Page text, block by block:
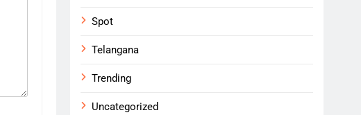
Spot
Telangana
Trending
Uncategorized